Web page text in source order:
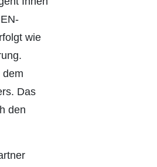
wie
dem
Das
den